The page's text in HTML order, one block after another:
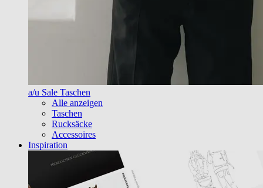
a/u Sale Taschen
Alle anzeigen
Taschen
Rucksäcke
Accessoires
Inspiration